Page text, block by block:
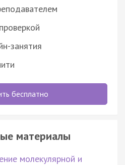
занятия
бесплатно
материалы
молекулярной и